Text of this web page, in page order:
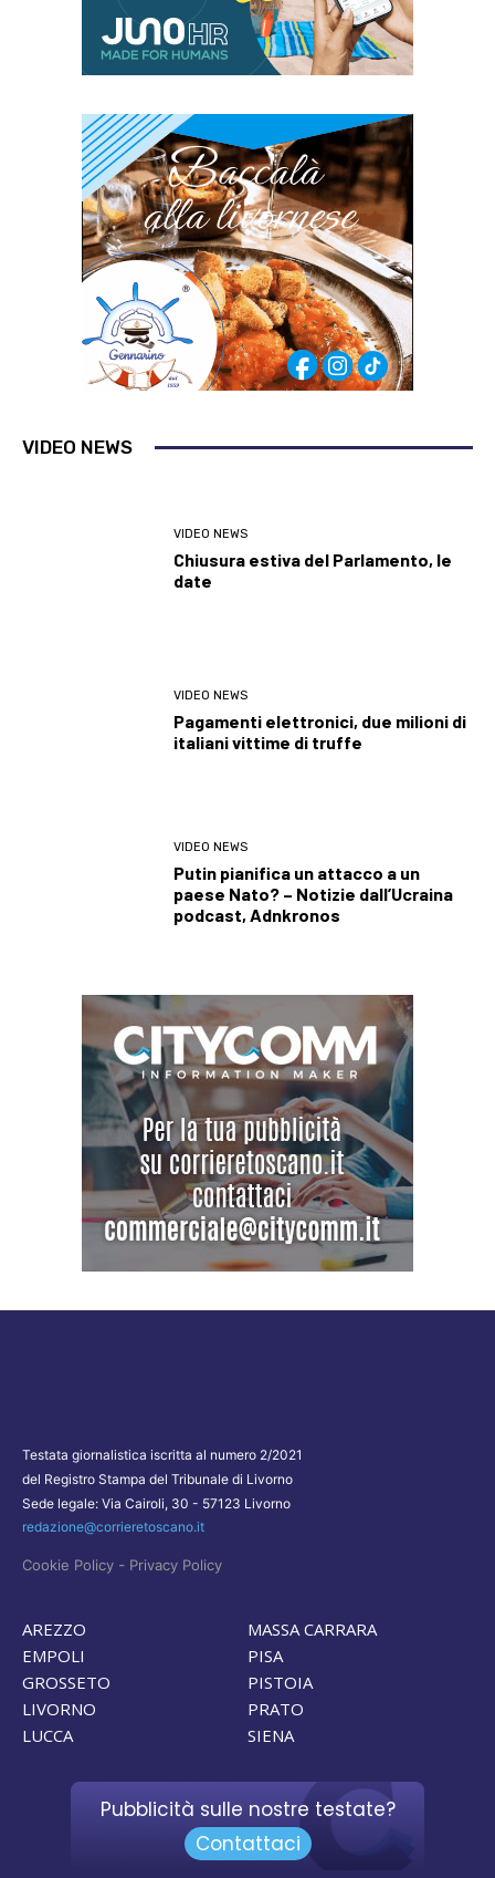
VIDEO NEWS
VIDEO NEWS
Chiusura estiva del Parlamento, le
date
VIDEO NEWS
Pagamenti elettronici, due milioni di
italiani vittime di truffe
VIDEO NEWS
Putin pianifica un attacco a un
paese Nato? – Notizie dall’Ucraina
podcast, Adnkronos
Testata giornalistica iscritta al numero 2/2021
del Registro Stampa del Tribunale di Livorno
Sede legale: Via Cairoli, 30 - 57123 Livorno
redazione@corrieretoscano.it
Cookie Policy - Privacy Policy
AREZZO
EMPOLI
GROSSETO
LIVORNO
LUCCA
MASSA CARRARA
PISA
PISTOIA
PRATO
SIENA
Pubblicità sulle nostre testate?
Contattaci